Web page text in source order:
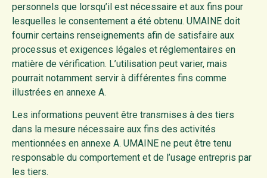
personnels que lorsqu’il est nécessaire et aux fins pour
lesquelles le consentement a été obtenu. UMAINE doit
fournir certains renseignements afin de satisfaire aux
processus et exigences légales et réglementaires en
matière de vérification. L’utilisation peut varier, mais
pourrait notamment servir à différentes fins comme
illustrées en annexe A.
Les informations peuvent être transmises à des tiers
dans la mesure nécessaire aux fins des activités
mentionnées en annexe A. UMAINE ne peut être tenu
responsable du comportement et de l’usage entrepris par
les tiers.